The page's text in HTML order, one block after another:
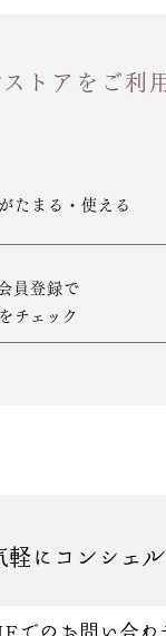
トアをご利
たまる・使える
員登録で
チェック
にコンシェ